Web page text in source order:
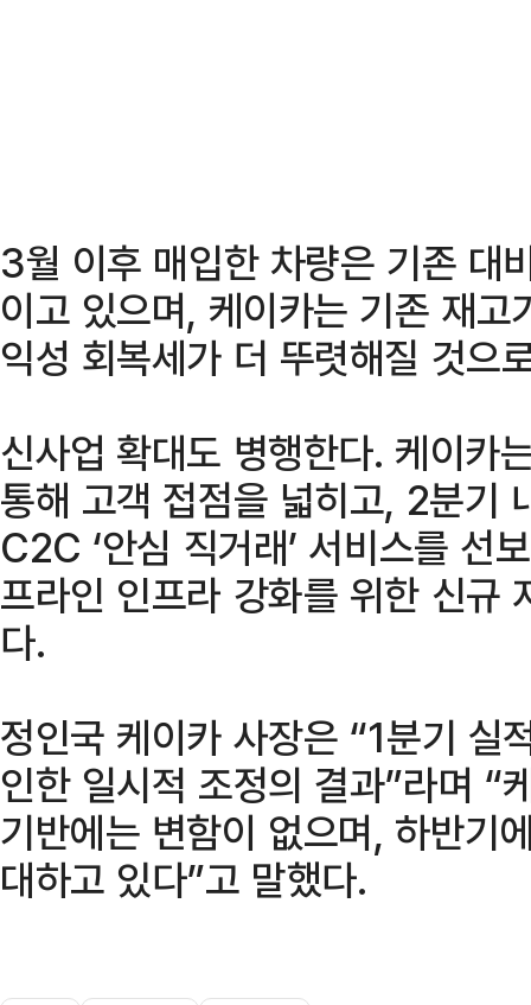
3월 이후 매입한 차량은 기존 대
이고 있으며, 케이카는 기존 재
익성 회복세가 더 뚜렷해질 것으
신사업 확대도 병행한다. 케이카
통해 고객 접점을 넓히고, 2분기
C2C ‘안심 직거래’ 서비스를 선
프라인 인프라 강화를 위한 신규
다.
정인국 케이카 사장은 “1분기 실
인한 일시적 조정의 결과”라며 “
기반에는 변함이 없으며, 하반기
대하고 있다”고 말했다.